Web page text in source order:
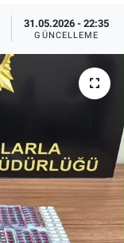
31.05.2026 - 22:35
GÜNCELLEME